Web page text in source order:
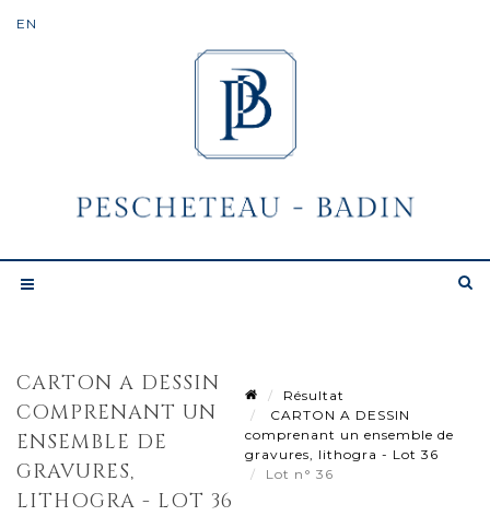
CARTON A DESSIN
COMPRENANT UN
ENSEMBLE DE
GRAVURES,
LITHOGRA - LOT 36
Résultat
CARTON A DESSIN
comprenant un ensemble de
gravures, lithogra - Lot 36
Lot n° 36